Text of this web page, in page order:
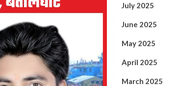
July 2025
June 2025
May 2025
April 2025
March 2025